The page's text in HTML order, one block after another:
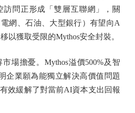
訪問正形成「雙層互聯網」，關
網、石油、大型銀行）有望向A
以獲取受限的Mythos安全封裝。
擔憂。Mythos溢價500%及智
企業願為能獨立解決高價值問題
效緩解了對當前AI資本支出回報